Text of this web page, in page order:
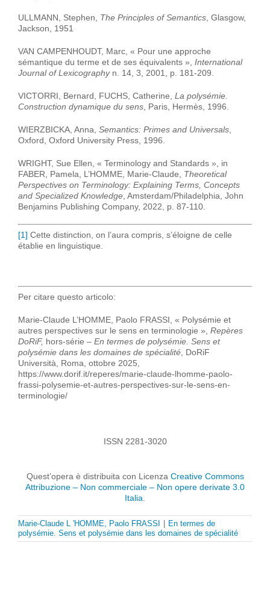
ULLMANN, Stephen, The Principles of Semantics , Glasgow,
Jackson, 1951
VAN CAMPENHOUDT, Marc, « Pour une approche
sémantique du terme et de ses équivalents », International
Journal of Lexicographyn. 14, 3, 2001, p. 181-209.
VICTORRI, Bernard, FUCHS, Catherine, La polysémie.
Construction dynamique du sens , Paris, Hermès, 1996.
WIERZBICKA, Anna, Semantics: Primes and Universals
Oxford, Oxford University Press, 1996.
WRIGHT, Sue Ellen, « Terminology and Standards », in
FABER, Pamela, L’HOMME, Marie-Claude, Theoretical
Perspectives on Terminology: Explaining Terms, Concepts
and Specialized Knowledge , Amsterdam/Philadelphia, John
Benjamins Publishing Company, 2022, p. 87-110.
[1] Cette distinction, on l’aura compris, s’éloigne de celle
établie en linguistique.
Per citare questo articolo:
Marie-Claude L’HOMME, Paolo FRASSI, « Polysémie et
autres perspectives sur le sens en terminologie », Repères
DoRiF, hors-série – En termes de polysémie. Sens et
polysémie dans les domaines de spécialité , DoRiF
Università, Roma, ottobre 2025,
https://www.dorif.it/reperes/marie-claude-lhomme-paolo-
frassi-polysemie-et-autres-perspectives-sur-le-sens-en-
terminologie/
ISSN 2281-3020
Quest’opera è distribuita con Licenza Creative Commons
Attribuzione – Non commerciale – Non opere derivate 3.0
Italia
Marie-Claude L 'HOMME, Paolo FRASSI
En termes de
polysémie. Sens et polysémie dans les domaines de spécialité